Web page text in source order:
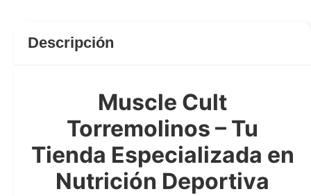
Descripción
Muscle Cult
Torremolinos – Tu
Tienda Especializada en
Nutrición Deportiva